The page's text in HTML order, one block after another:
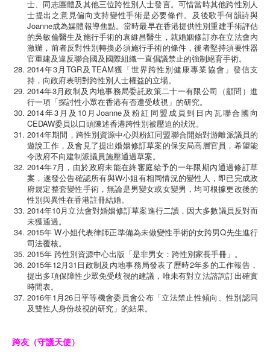
士、同志團體及其他三位跨性別人士發言。可惜當時其他跨性別人
士提出之意見偏向支持變性手術是必要條件。及後歌手何韻詩與
Joanne成為媒體報導焦點。當時最早在香港提供性別重建手術評估
的吳敏倫醫生及施行手術的袁維昌醫生，就婚姻修訂亦在立法會內
激辦，前者反對性別轉換必須施行手術的條件，後者堅持須要性器
官重建及違反聯合國及國際組織一直倡議禁止的強制絕育手術。
2014年3月TGR及TEAM獲「世界跨性別健康專業協會」發信支
持，向政府表明對跨性別人士權益的立場。
2014年3月政制及內地事務局委託政策二十一有限公司（顧問）進
行一項「探討性小眾在香港有否遭受歧視」的研究。
2014年3月及10月Joanne及粉紅同盟成員到日內瓦聯合國向
CEDAW委員以口頭陳述香港跨性別被壓迫的狀況。
2014年期間，跨性別資源中心與粉紅同盟聯合開始對游離派議員的
遊說工作，及會見了提出婚姻修訂草案的保安局高層官員，希望能
令政府不向建制派議員施壓通過草案。
2014年7月，由於政府未能在終審庭給予的一年限期內通過修訂草
案，遂發公告確認所有與W小姐有相同情況的變性人，即已完成政
府規定整套變性手術，無論是男變女或女變男，均可根據更改後的
性別與異性在香港註冊結婚。
2014年10月立法會對婚姻修訂草案進行二讀，因大多數議員反對而
未獲通過。
2015年 W小姐代表律師正準備為未做變性手術的女跨男Q先生進行
司法覆核。
2015年 跨性別資源中心出版「是非男女：跨性別家長手冊」。
2015年12月31日政制及內地事務局發表了歷時2年多的工作報告，
提出多項保障性少眾免受歧視的建議，唯未有對立法諮詢訂出確實
時間表。
2016年1月26日平等機會委員會公布「立法禁止性傾向、性別認同
及雙性人身份歧視的研究」的結果。
跨友（守護天使）